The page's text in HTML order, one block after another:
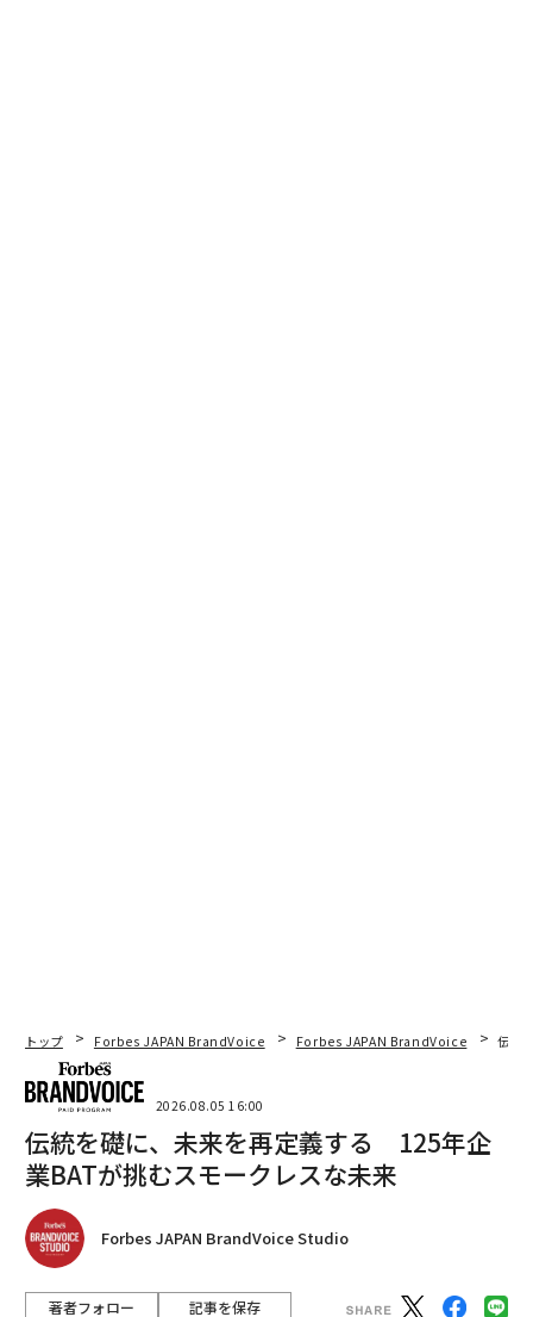
トップ Forbes JAPAN BrandVoice Forbes JAPAN BrandVoice 伝統
2026.08.05 16:00
伝統を礎に、未来を再定義する 125年企
業BATが挑むスモークレスな未来
Forbes JAPAN BrandVoice Studio
著者フォロー 記事を保存